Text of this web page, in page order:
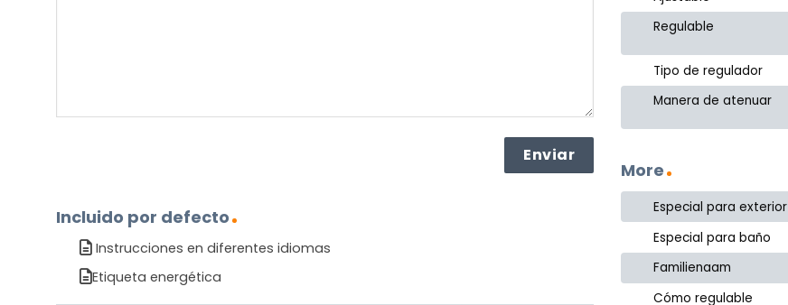
Incluido por defecto
Instrucciones en diferentes idiomas
Etiqueta energética
Regulable
Tipo de regulador
Manera de atenuar
More
Especial para exterior
Especial para baño
Familienaam
Cómo regulable